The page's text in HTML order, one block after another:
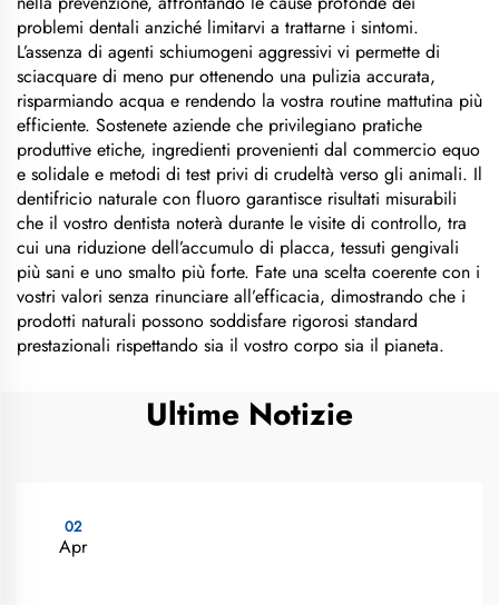
problemi dentali anziché limitarvi a trattarne i sintomi.
L’assenza di agenti schiumogeni aggressivi vi permette di
sciacquare di meno pur ottenendo una pulizia accurata,
risparmiando acqua e rendendo la vostra routine mattutina più
efficiente. Sostenete aziende che privilegiano pratiche
produttive etiche, ingredienti provenienti dal commercio equo
e solidale e metodi di test privi di crudeltà verso gli animali. Il
dentifricio naturale con fluoro garantisce risultati misurabili
che il vostro dentista noterà durante le visite di controllo, tra
cui una riduzione dell’accumulo di placca, tessuti gengivali
più sani e uno smalto più forte. Fate una scelta coerente con i
vostri valori senza rinunciare all’efficacia, dimostrando che i
prodotti naturali possono soddisfare rigorosi standard
prestazionali rispettando sia il vostro corpo sia il pianeta.
Ultime Notizie
02
Apr